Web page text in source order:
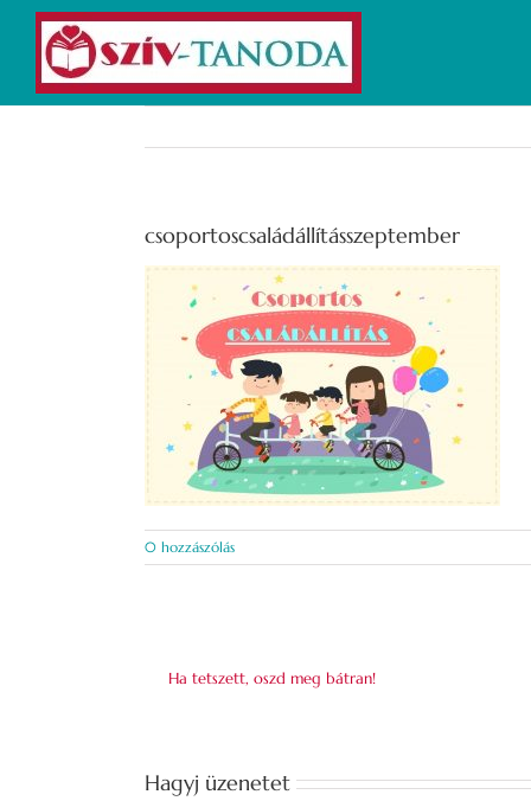
Kihagyás
csoportoscsaládállításszeptember
0 hozzászólás
Ha tetszett, oszd meg bátran!
Hagyj üzenetet